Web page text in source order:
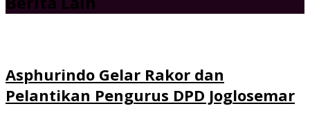
Asphurindo Gelar Rakor dan
Pelantikan Pengurus DPD Joglosemar